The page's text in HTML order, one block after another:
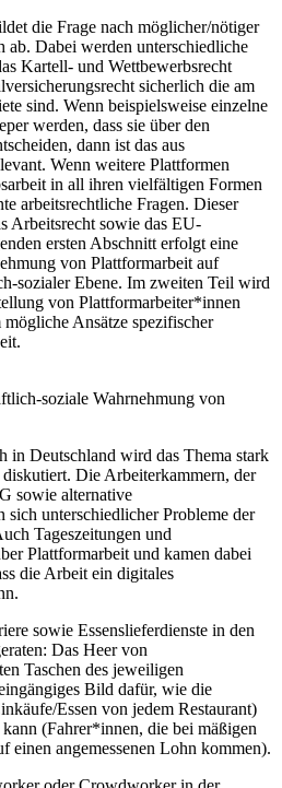
die Frage nach möglicher/nötiger
ab. Dabei werden unterschiedliche
Kartell- und Wettbewerbsrecht
sicherlich die am
sind. Wenn beispielsweise einzelne
werden, dass sie über den
dann ist das aus
Wenn weitere Plattformen
in all ihren vielfältigen Formen
arbeitsrechtliche Fragen. Dieser
Arbeitsrecht sowie das EU-
ersten Abschnitt erfolgt eine
von Plattformarbeit auf
sozialer Ebene. Im zweiten Teil wird
von Plattformarbeiter*innen
Ansätze spezifischer
soziale Wahrnehmung von
in Deutschland wird das Thema stark
Die Arbeiterkammern, der
sowie alternative
sich unterschiedlicher Probleme der
Tageszeitungen und
Plattformarbeit und kamen dabei
die Arbeit ein digitales
sowie Essenslieferdienste in den
Das Heer von
Taschen des jeweiligen
Bild dafür, wie die
Essen von jedem Restaurant)
(Fahrer*innen, die bei mäßigen
einen angemessenen Lohn kommen).